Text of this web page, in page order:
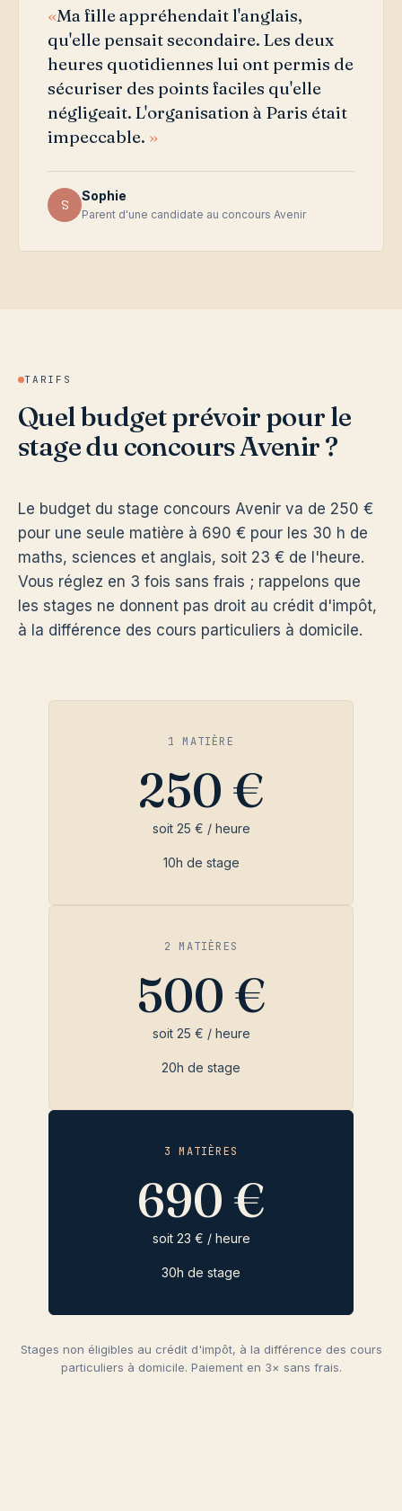
Ma fille appréhendait l'anglais,
qu'elle pensait secondaire. Les deux
heures quotidiennes lui ont permis de
sécuriser des points faciles qu'elle
négligeait. L'organisation à Paris était
impeccable.
S
Sophie
Parent d'une candidate au concours Avenir
TARIFS
Quel budget prévoir pour le
stage du concours Avenir ?
Le budget du stage concours Avenir va de 250 €
pour une seule matière à 690 € pour les 30 h de
maths, sciences et anglais, soit 23 € de l'heure.
Vous réglez en 3 fois sans frais ; rappelons que
les stages ne donnent pas droit au crédit d'impôt,
à la différence des cours particuliers à domicile.
1 MATIÈRE
250 €
soit 25 € / heure
10h de stage
2 MATIÈRES
500 €
soit 25 € / heure
20h de stage
3 MATIÈRES
690 €
soit 23 € / heure
30h de stage
Stages non éligibles au crédit d'impôt, à la différence des cours
particuliers à domicile. Paiement en 3× sans frais.